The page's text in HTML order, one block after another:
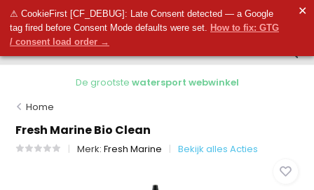
⚠ CookieFirst [CF_DEBUG]: Late Consent detected — a Google
tag fired before Consent Mode defaults were set. How to fix: GTG
/ consent load order →
✕
0 0
De grootstewatersport webwinkel
Home
Fresh Marine Bio Clean
Merk:Fresh Marine Bekijk alles Acties